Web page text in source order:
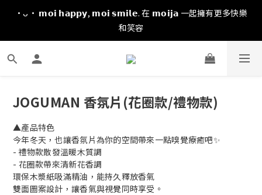
·ᴗ· 𝗺𝗼𝗶 𝗵𝗮𝗽𝗽𝘆, 𝗺𝗼𝗶 𝘀𝗺𝗶𝗹𝗲. 在 𝗺𝗼𝗶𝗷𝗮 一起擁有更多快樂
和笑容
JOGUMAN 香氛片(花圈款/禮物款)
▲產品特色
今年冬天，也讓香氛片為你的空間帶來一點嗅覺療癒吧✨
- 禮物款散發溫暖木質調
- 花圈款帶來清新花香調
環保木漿紙吸滿精油，能持久釋放香氣
雙面圖案設計，讓香氣與視覺同時享受。